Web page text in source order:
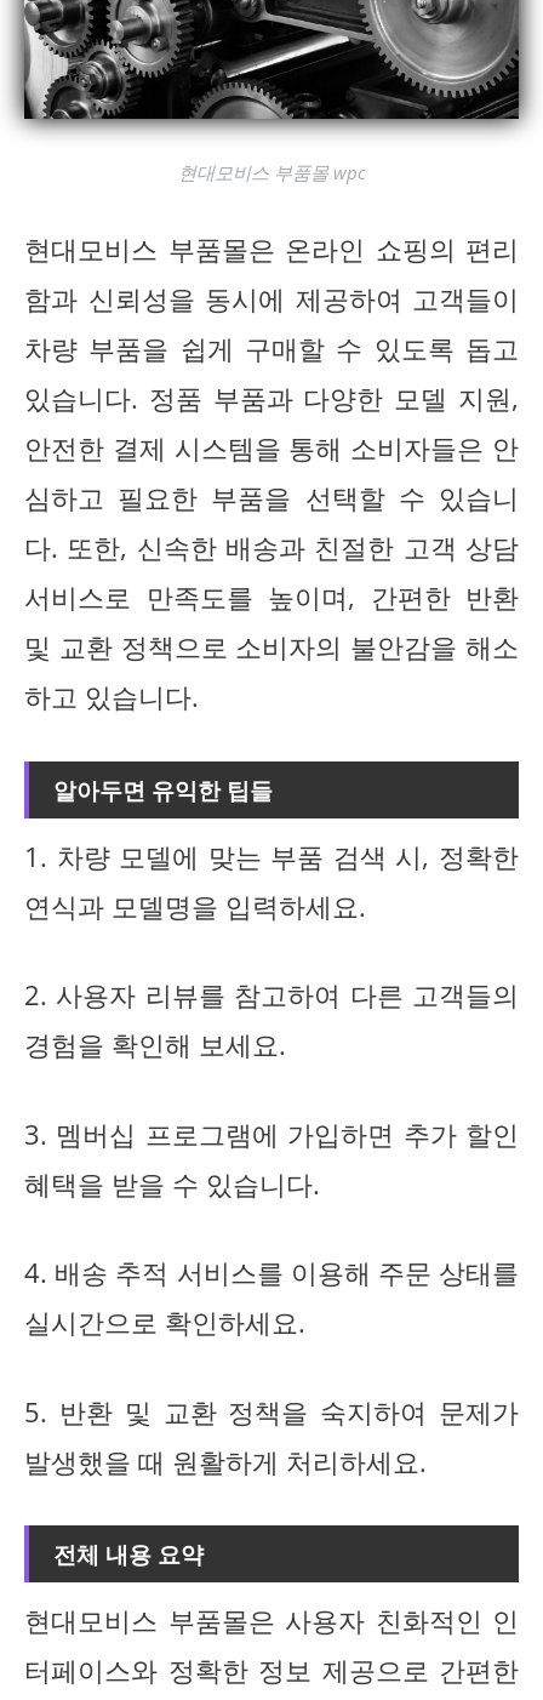
현대모비스 부품몰 wpc
현대모비스 부품몰은 온라인 쇼핑의 편리
함과 신뢰성을 동시에 제공하여 고객들이
차량 부품을 쉽게 구매할 수 있도록 돕고
있습니다. 정품 부품과 다양한 모델 지원,
안전한 결제 시스템을 통해 소비자들은 안
심하고 필요한 부품을 선택할 수 있습니
다. 또한, 신속한 배송과 친절한 고객 상담
서비스로 만족도를 높이며, 간편한 반환
및 교환 정책으로 소비자의 불안감을 해소
하고 있습니다.
알아두면 유익한 팁들
1. 차량 모델에 맞는 부품 검색 시, 정확한
연식과 모델명을 입력하세요.
2. 사용자 리뷰를 참고하여 다른 고객들의
경험을 확인해 보세요.
3. 멤버십 프로그램에 가입하면 추가 할인
혜택을 받을 수 있습니다.
4. 배송 추적 서비스를 이용해 주문 상태를
실시간으로 확인하세요.
5. 반환 및 교환 정책을 숙지하여 문제가
발생했을 때 원활하게 처리하세요.
전체 내용 요약
현대모비스 부품몰은 사용자 친화적인 인
터페이스와 정확한 정보 제공으로 간편한